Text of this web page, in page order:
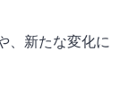
、新たな変化に